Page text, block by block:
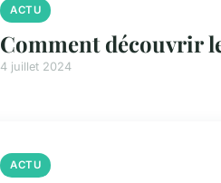
ACTU
Comment découvrir
4 juillet 2024
ACTU